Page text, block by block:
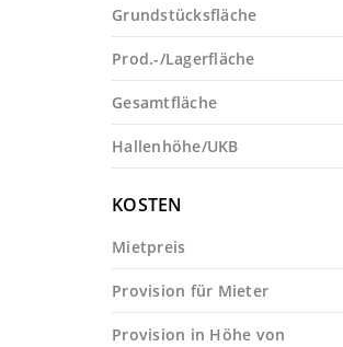
Grundstücksfläche
Prod.-/Lagerfläche
Gesamtfläche
Hallenhöhe/UKB
KOSTEN
Mietpreis
Provision für Mieter
Provision in Höhe von